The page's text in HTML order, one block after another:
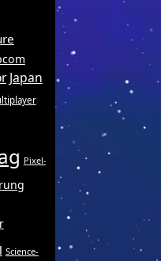
Japan
Pixel-
Science-